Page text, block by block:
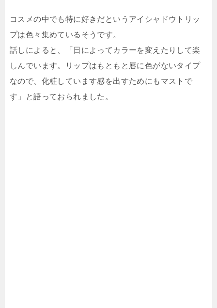
コスメの中でも特に好きだというアイシャドウトリッ
プは色々集めているそうです。
話しによると、「日によってカラーを変えたりして楽
しんでいます。リップはもともと唇に色がないタイプ
なので、化粧しています感を出すためにもマストで
す」と語っておられました。